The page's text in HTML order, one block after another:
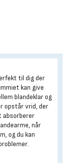
til dig der
kan give
blandeklar og
opstår vrid, der
absorberer
når
og du kan